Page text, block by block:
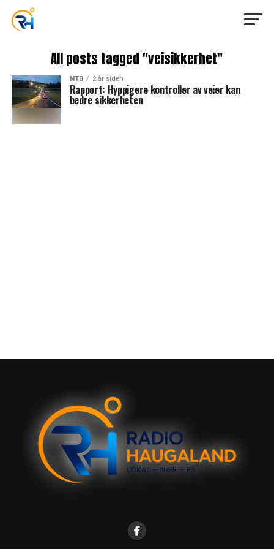
All posts tagged "veisikkerhet"
NTB 2 år siden
Rapport: Hyppigere kontroller av veier kan
bedre sikkerheten